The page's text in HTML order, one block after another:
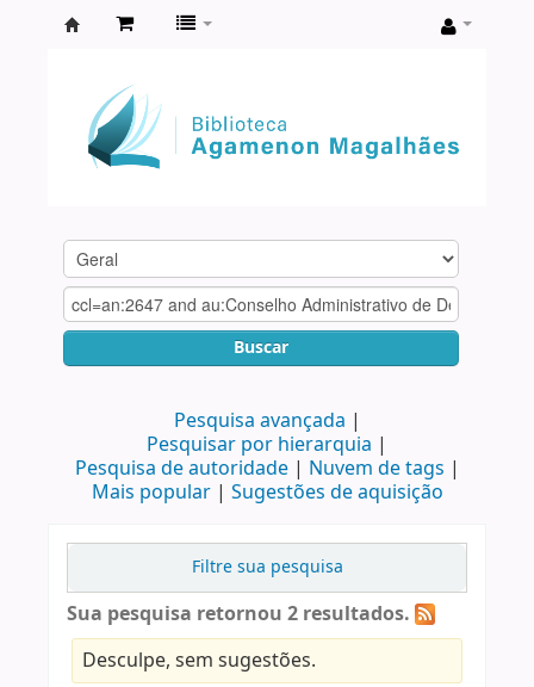
Agamenon
Magalhães
Buscar
Pesquisa avançada
Pesquisar por hierarquia
Pesquisa de autoridade
Nuvem de tags
Mais popular
Sugestões de aquisição
Filtre sua pesquisa
Sua pesquisa retornou 2 resultados.
Desculpe, sem sugestões.